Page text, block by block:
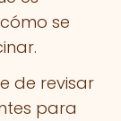
se
de revisar
para